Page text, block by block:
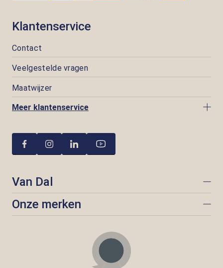
Klantenservice
Contact
Veelgestelde vragen
Maatwijzer
Meer klantenservice
Van Dal
Onze merken